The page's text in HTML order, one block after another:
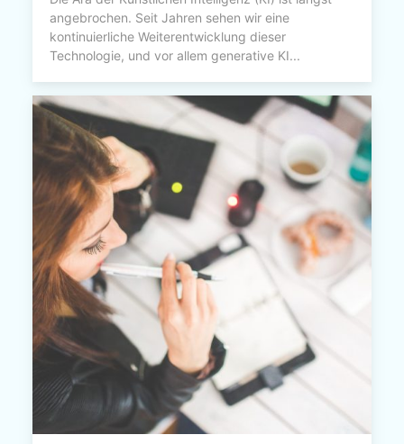
angebrochen. Seit Jahren sehen wir eine
kontinuierliche Weiterentwicklung dieser
Technologie, und vor allem generative KI...